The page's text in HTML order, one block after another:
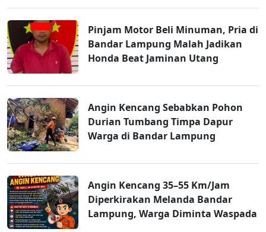
Pinjam Motor Beli Minuman, Pria di
Bandar Lampung Malah Jadikan
Honda Beat Jaminan Utang
Angin Kencang Sebabkan Pohon
Durian Tumbang Timpa Dapur
Warga di Bandar Lampung
Angin Kencang 35–55 Km/Jam
Diperkirakan Melanda Bandar
Lampung, Warga Diminta Waspada